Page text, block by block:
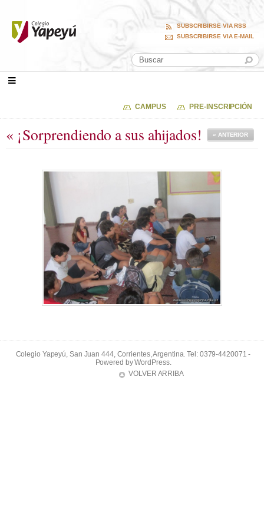
SUBSCRIBIRSE VIA RSS
SUBSCRIBIRSE VIA E-MAIL
CAMPUS PRE-INSCRIPCIÓN
« ¡Sorprendiendo a sus ahijados! « ANTERIOR
Colegio Yapeyú, San Juan 444, Corrientes, Argentina. Tel: 0379-4420071 -
Powered byWordPress.
VOLVER ARRIBA